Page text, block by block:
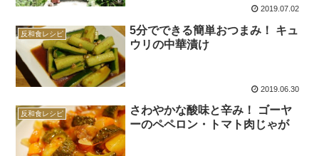
2019.07.02
反和食レシピ
5分でできる簡単おつまみ！ キュ
ウリの中華漬け
2019.06.30
反和食レシピ
さわやかな酸味と辛み！ ゴーヤ
ーのペペロン・トマト肉じゃが